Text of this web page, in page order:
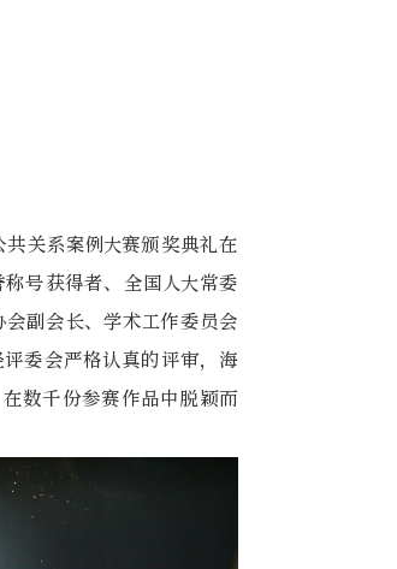
关系案例大赛颁奖典礼在
号获得者、全国人大常委
副会长、学术工作委员会
委会严格认真的评审，海
数千份参赛作品中脱颖而